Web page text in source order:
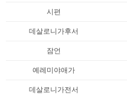
시편
데살로니가후서
잠언
예레미야애가
데살로니가전서